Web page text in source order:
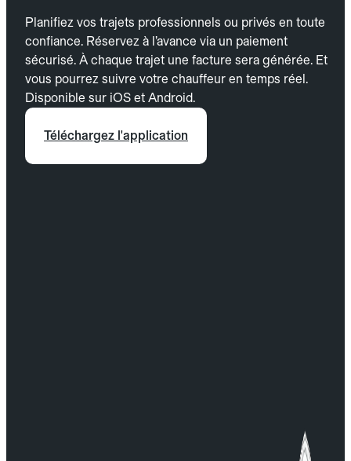
Planifiez vos trajets professionnels ou privés en toute
confiance. Réservez à l’avance via un paiement
sécurisé. À chaque trajet une facture sera générée. Et
vous pourrez suivre votre chauffeur en temps réel.
Disponible sur iOS et Android.
Téléchargez l'application